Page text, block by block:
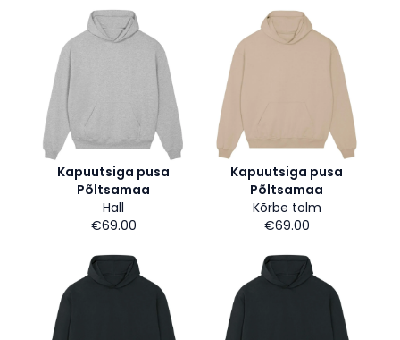
Kapuutsiga pusa
Põltsamaa
Hall
€69.00
Kapuutsiga pusa
Põltsamaa
Kõrbe tolm
€69.00